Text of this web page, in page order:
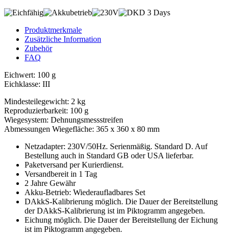
Produktmerkmale
Zusätzliche Information
Zubehör
FAQ
Eichwert: 100 g
Eichklasse: III
Mindesteilegewicht: 2 kg
Reproduzierbarkeit: 100 g
Wiegesystem: Dehnungsmessstreifen
Abmessungen Wiegefläche: 365 x 360 x 80 mm
Netzadapter: 230V/50Hz. Serienmäßig. Standard D. Auf
Bestellung auch in Standard GB oder USA lieferbar.
Paketversand per Kurierdienst.
Versandbereit in 1 Tag
2 Jahre Gewähr
Akku-Betrieb: Wiederaufladbares Set
DAkkS-Kalibrierung möglich. Die Dauer der Bereitstellung
der DAkkS-Kalibrierung ist im Piktogramm angegeben.
Eichung möglich. Die Dauer der Bereitstellung der Eichung
ist im Piktogramm angegeben.